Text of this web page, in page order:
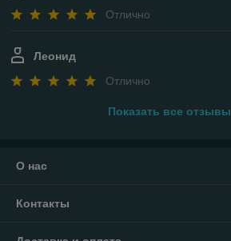
Отлично
Леонид
Отлично
Показать все отзывы
О нас
Контакты